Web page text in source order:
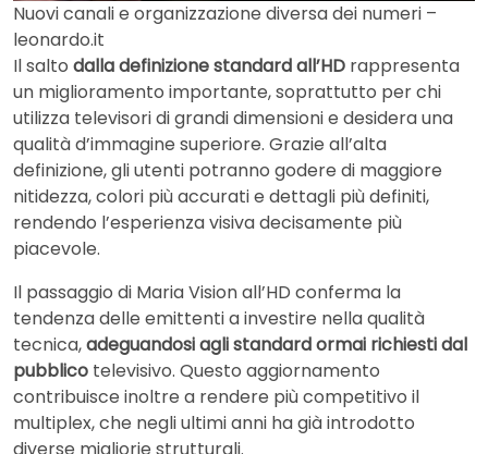
Nuovi canali e organizzazione diversa dei numeri –
leonardo.it
Il salto dalla definizione standard all’HD rappresenta
un miglioramento importante, soprattutto per chi
utilizza televisori di grandi dimensioni e desidera una
qualità d’immagine superiore. Grazie all’alta
definizione, gli utenti potranno godere di maggiore
nitidezza, colori più accurati e dettagli più definiti,
rendendo l’esperienza visiva decisamente più
piacevole.
Il passaggio di Maria Vision all’HD conferma la
tendenza delle emittenti a investire nella qualità
tecnica,adeguandosi agli standard ormai richiesti dal
pubblico televisivo. Questo aggiornamento
contribuisce inoltre a rendere più competitivo il
multiplex, che negli ultimi anni ha già introdotto